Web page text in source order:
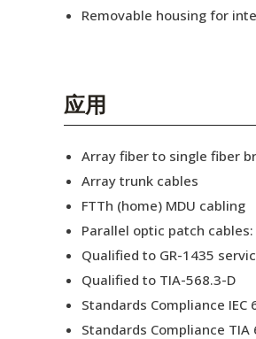
活动信息
Removable housing for
应用
Array fiber to single fiber
Array trunk cables
FTTh (home) MDU cabling
Parallel optic patch cables:
Qualified to GR-1435
Qualified to TIA-568.3-D
Standards Compliance
Standards Compliance TIA